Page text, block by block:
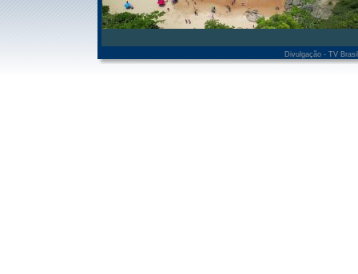
Divulgação - TV Brasil